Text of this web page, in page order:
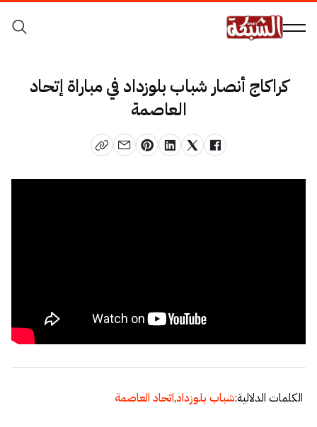
كراكاج أنصار شباب بلوزداد في مباراة إتحاد
العاصمة
الكلمات الدلالية:شباب بلوزداد,اتحاد العاصمة